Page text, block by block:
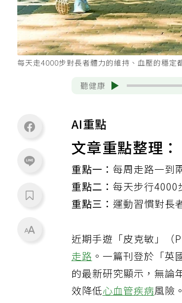
每天走4000步對長者體力的維持、血壓的穩定
聽健康
AI重點
文章重點整理：
重點一：每周走路一到
重點二：每天步行4000
重點三： 運動習慣對長
近期手遊「皮克敏」（
走路 。一篇刊登於「
的最新研究顯示，無論
效降低心血管疾病風險。